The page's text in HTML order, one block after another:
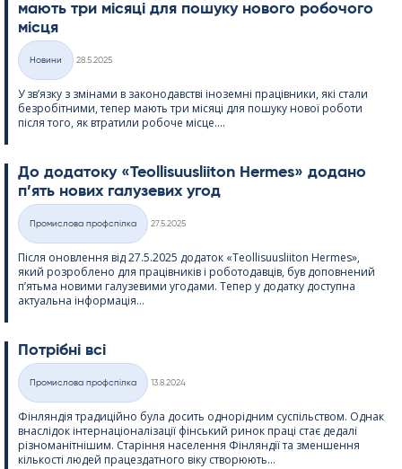
мають три місяці для пошуку нового робочого
місця
Категорії
Новини
28.5.2025
У зв’язку з змінами в законодавстві іноземні працівники, які стали
безробітними, тепер мають три місяці для пошуку нової роботи
після того, як втратили робоче місце....
До додатоку «Teol­li­suus­lii­ton Her­mes» додано
п’ять нових галузевих угод
Категорії
Промислова профспілка
27.5.2025
Після оновлення від 27.5.2025 додаток «Teol­li­suus­lii­ton Her­mes»,
який розроблено для працівників і роботодавців, був доповнений
п’ятьма новими галузевими угодами. Тепер у додатку доступна
актуальна інформація...
Потрібні всі
Категорії
Промислова профспілка
13.8.2024
Фінляндія традиційно була досить однорідним суспільством. Однак
внаслідок інтернаціоналізації фінський ринок праці стає дедалі
різноманітнішим. Старіння населення Фінляндії та зменшення
кількості людей працездатного віку створюють...